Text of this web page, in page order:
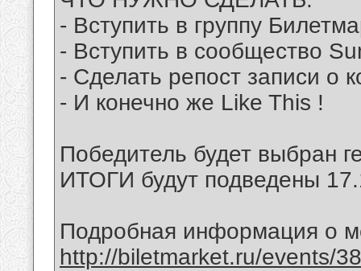
- Вступить в группу
- Вступить в сообщество
- Сделать репост записи о
- И конечно же Like This !
Победитель будет выбран
ИТОГИ будут подведены
Подробная информация о
http://biletmarket.ru/events/